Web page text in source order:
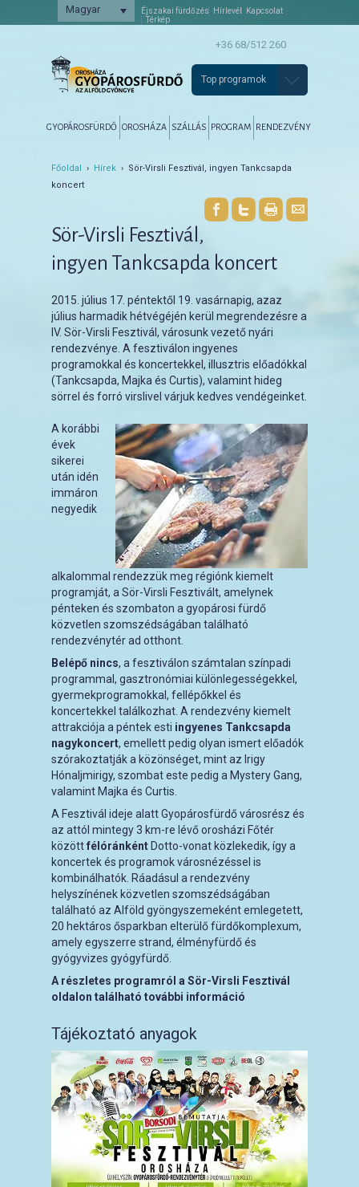
Magyar Éjszakai fürdőzés Hírlevél
Kapcsolat
Térkép
+36 68/512 260
Top programok
Tovább az elsődleges tartalomra
Tovább a másodlagos tartalomra
GYOPÁROSFÜRDŐ OROSHÁZA SZÁLLÁS PROGRAM RENDEZVÉNY
Főoldal › Hírek › Sör-Virsli Fesztivál, ingyen Tankcsapda
koncert
Sör-Virsli Fesztivál,
ingyen Tankcsapda koncert
2015. július 17. péntektől 19. vasárnapig, azaz
július harmadik hétvégéjén kerül megrendezésre a
IV. Sör-Virsli Fesztivál, városunk vezető nyári
rendezvénye. A fesztiválon ingyenes
programokkal és koncertekkel, illusztris előadókkal
(Tankcsapda, Majka és Curtis), valamint hideg
sörrel és forró virslivel várjuk kedves vendégeinket.
A korábbi
évek
sikerei
után idén
immáron
negyedik
alkalommal rendezzük meg régiónk kiemelt
programját, a Sör-Virsli Fesztivált, amelynek
pénteken és szombaton a gyopárosi fürdő
közvetlen szomszédságában található
rendezvénytér ad otthont.
Belépő nincs, a fesztiválon számtalan színpadi
programmal, gasztronómiai különlegességekkel,
gyermekprogramokkal, fellépőkkel és
koncertekkel találkozhat. A rendezvény kiemelt
attrakciója a péntek esti ingyenes Tankcsapda
nagykoncert, emellett pedig olyan ismert előadók
szórakoztatják a közönséget, mint az Irigy
Hónaljmirigy, szombat este pedig a Mystery Gang,
valamint Majka és Curtis.
A Fesztivál ideje alatt Gyopárosfürdő városrész és
az attól mintegy 3 km-re lévő orosházi Főtér
közöttfélóránként Dotto-vonat közlekedik, így a
koncertek és programok városnézéssel is
kombinálhatók. Ráadásul a rendezvény
helyszínének közvetlen szomszédságában
található az Alföld gyöngyszemeként emlegetett,
20 hektáros ősparkban elterülő fürdőkomplexum,
amely egyszerre strand, élményfürdő és
gyógyvizes gyógyfürdő.
A részletes programról a Sör-Virsli Fesztivál
oldalon található további információ
Tájékoztató anyagok